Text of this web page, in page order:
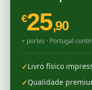
€25,90
+ portes · Portugal
✓Livro físico
✓Qualidade